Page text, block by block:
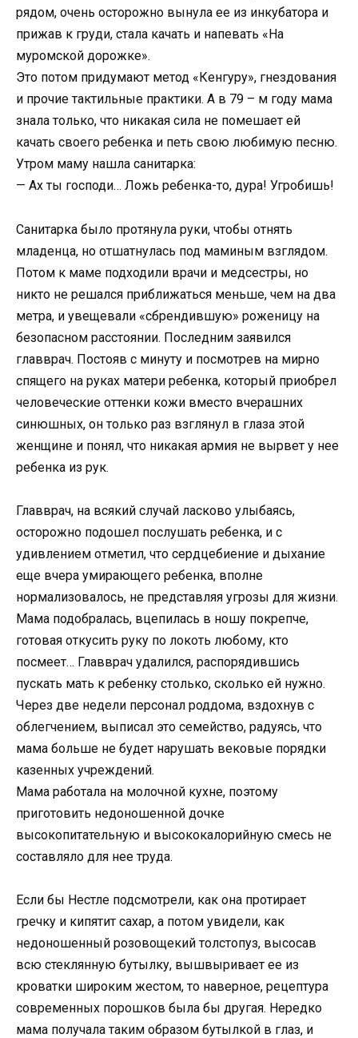
рядом, очень осторожно вынула ее из инкубатора и
прижав к груди, стала качать и напевать «На
муромской дорожке».
Это потом придумают метод «Кенгуру», гнездования
и прочие тактильные практики. А в 79 – м году мама
знала только, что никакая сила не помешает ей
качать своего ребенка и петь свою любимую песню.
Утром маму нашла санитарка:
— Ах ты господи… Ложь ребенка-то, дура! Угробишь!
Санитарка было протянула руки, чтобы отнять
младенца, но отшатнулась под маминым взглядом.
Потом к маме подходили врачи и медсестры, но
никто не решался приближаться меньше, чем на два
метра, и увещевали «сбрендившую» роженицу на
безопасном расстоянии. Последним заявился
главврач. Постояв с минуту и посмотрев на мирно
спящего на руках матери ребенка, который приобрел
человеческие оттенки кожи вместо вчерашних
синюшных, он только раз взглянул в глаза этой
женщине и понял, что никакая армия не вырвет у нее
ребенка из рук.
Главврач, на всякий случай ласково улыбаясь,
осторожно подошел послушать ребенка, и с
удивлением отметил, что сердцебиение и дыхание
еще вчера умирающего ребенка, вполне
нормализовалось, не представляя угрозы для жизни.
Мама подобралась, вцепилась в ношу покрепче,
готовая откусить руку по локоть любому, кто
посмеет… Главврач удалился, распорядившись
пускать мать к ребенку столько, сколько ей нужно.
Через две недели персонал роддома, вздохнув с
облегчением, выписал это семейство, радуясь, что
мама больше не будет нарушать вековые порядки
казенных учреждений.
Мама работала на молочной кухне, поэтому
приготовить недоношенной дочке
высокопитательную и высококалорийную смесь не
составляло для нее труда.
Если бы Нестле подсмотрели, как она протирает
гречку и кипятит сахар, а потом увидели, как
недоношенный розовощекий толстопуз, высосав
всю стеклянную бутылку, вышвыривает ее из
кроватки широким жестом, то наверное, рецептура
современных порошков была бы другая. Нередко
мама получала таким образом бутылкой в глаз, и